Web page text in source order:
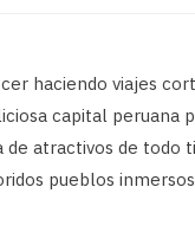
haciendo viajes
capital peruana
atractivos de todo
pueblos